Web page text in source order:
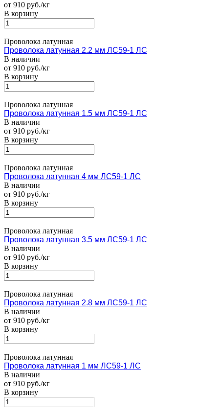
от 910 руб./кг
В корзину
Проволока латунная
Проволока латунная 2.2 мм ЛС59-1 ЛС
В наличии
от 910 руб./кг
В корзину
Проволока латунная
Проволока латунная 1.5 мм ЛС59-1 ЛС
В наличии
от 910 руб./кг
В корзину
Проволока латунная
Проволока латунная 4 мм ЛС59-1 ЛС
В наличии
от 910 руб./кг
В корзину
Проволока латунная
Проволока латунная 3.5 мм ЛС59-1 ЛС
В наличии
от 910 руб./кг
В корзину
Проволока латунная
Проволока латунная 2.8 мм ЛС59-1 ЛС
В наличии
от 910 руб./кг
В корзину
Проволока латунная
Проволока латунная 1 мм ЛС59-1 ЛС
В наличии
от 910 руб./кг
В корзину